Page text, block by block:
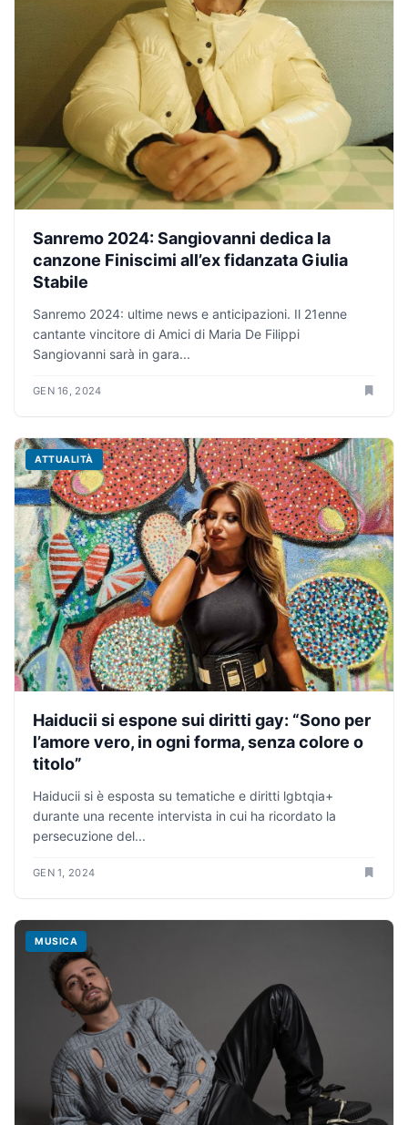
Sanremo 2024: Sangiovanni dedica la
canzone Finiscimi all’ex fidanzata Giulia
Stabile
Sanremo 2024: ultime news e anticipazioni. Il 21enne
cantante vincitore di Amici di Maria De Filippi
Sangiovanni sarà in gara...
GEN 16, 2024
ATTUALITÀ
Haiducii si espone sui diritti gay: “Sono per
l’amore vero, in ogni forma, senza colore o
titolo”
Haiducii si è esposta su tematiche e diritti lgbtqia+
durante una recente intervista in cui ha ricordato la
persecuzione del...
GEN 1, 2024
MUSICA